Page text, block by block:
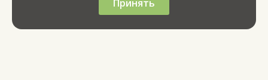
Принять